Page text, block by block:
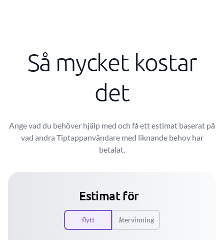
Så mycket kostar
det
Ange vad du behöver hjälp med och få ett estimat baserat på
vad andra Tiptappanvändare med liknande behov har
betalat.
Estimat för
flytt återvinning